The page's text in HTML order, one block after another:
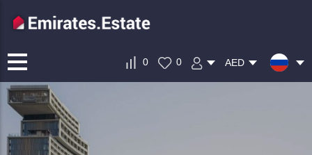
0 0 AED